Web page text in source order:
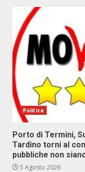
Politica
Porto di Termini,
Tardino torni al
pubbliche non
5 Agosto 2026